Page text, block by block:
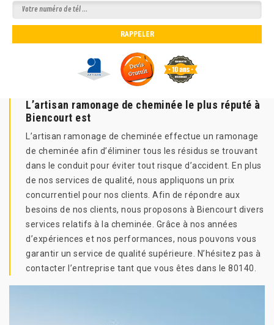
L’artisan ramonage de cheminée le plus réputé à
Biencourt est
L’artisan ramonage de cheminée effectue un ramonage
de cheminée afin d’éliminer tous les résidus se trouvant
dans le conduit pour éviter tout risque d’accident. En plus
de nos services de qualité, nous appliquons un prix
concurrentiel pour nos clients. Afin de répondre aux
besoins de nos clients, nous proposons à Biencourt divers
services relatifs à la cheminée. Grâce à nos années
d’expériences et nos performances, nous pouvons vous
garantir un service de qualité supérieure. N’hésitez pas à
contacter l’entreprise tant que vous êtes dans le 80140.